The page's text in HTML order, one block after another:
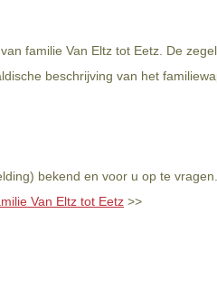
familie Van Eltz tot Eetz. De
beschrijving van het
bekend en voor u op te vragen.
Van Eltz tot Eetz >>